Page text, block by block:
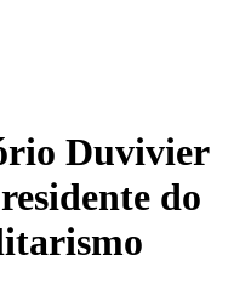
Duvivier
do